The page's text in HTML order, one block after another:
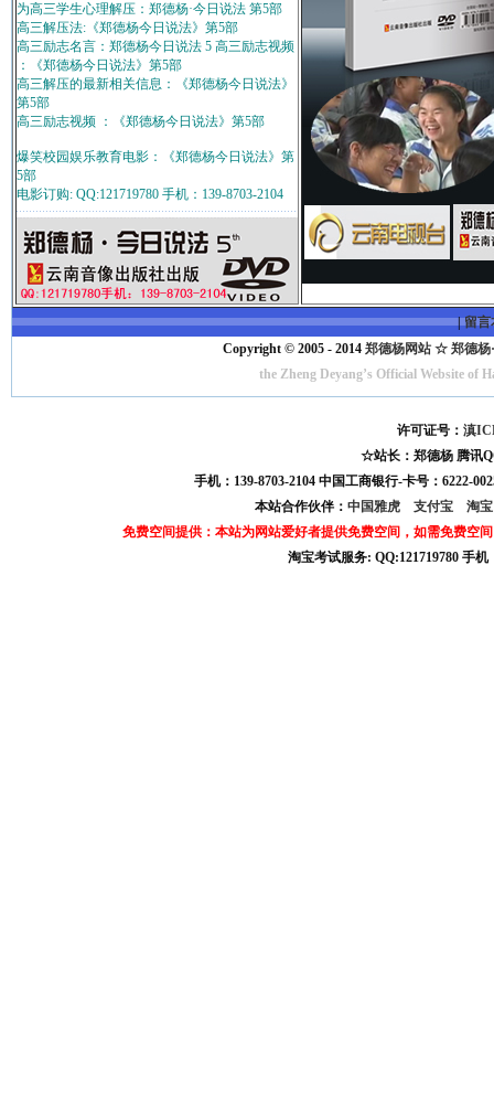
为高三学生心理解压：郑德杨·今日说法 第5部
高三解压法:《郑德杨今日说法》第5部
高三励志名言：郑德杨今日说法 5 高三励志视频
：《郑德杨今日说法》第5部
高三解压的最新相关信息：《郑德杨今日说法》
第5部
高三励志视频 ：《郑德杨今日说法》第5部
爆笑校园娱乐教育电影：《郑德杨今日说法》第
5部
电影订购: QQ:121719780 手机：139-8703-2104
|留言
Copyright © 2005 - 2014 郑德杨网站 ☆ 郑德杨
the Zheng Deyang’s Official Website
许可证号：滇
☆站长：郑德杨 腾讯
手机：139-8703-2104 中国工商银行-卡号：6222-
本站合作伙伴： 中国雅虎 支付宝
淘
免费空间提供：本站为网站爱好者提供免费空间，如需免费空
淘宝考试服务: QQ:121719780 手